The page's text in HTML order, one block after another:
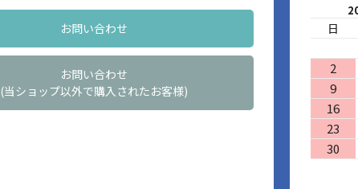
お問い合わせ
お問い合わせ
(当ショップ以外で購入されたお客様)
日
2
9
16
23
30